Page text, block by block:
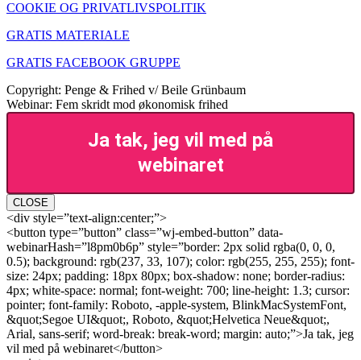
COOKIE OG PRIVATLIVSPOLITIK
GRATIS MATERIALE
GRATIS FACEBOOK GRUPPE
Copyright: Penge & Frihed v/ Beile Grünbaum
Webinar: Fem skridt mod økonomisk frihed
Ja tak, jeg vil med på
webinaret
CLOSE
<div style=”text-align:center;”>
<button type=”button” class=”wj-embed-button” data-
webinarHash=”l8pm0b6p” style=”border: 2px solid rgba(0, 0, 0,
0.5); background: rgb(237, 33, 107); color: rgb(255, 255, 255); font-
size: 24px; padding: 18px 80px; box-shadow: none; border-radius:
4px; white-space: normal; font-weight: 700; line-height: 1.3; cursor:
pointer; font-family: Roboto, -apple-system, BlinkMacSystemFont,
&quot;Segoe UI&quot;, Roboto, &quot;Helvetica Neue&quot;,
Arial, sans-serif; word-break: break-word; margin: auto;”>Ja tak, jeg
vil med på webinaret</button>